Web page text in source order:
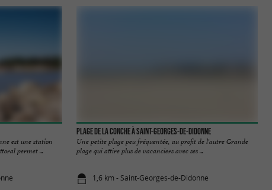
est une station
permet ...
Plage de la Conche à Saint-Georges-de-Didonne
Une petite plage peu fréquentée, au profit de l'autre Grande
plage qui attire plus de vacanciers avec ses ...
1,6 km - Saint-Georges-de-Didonne